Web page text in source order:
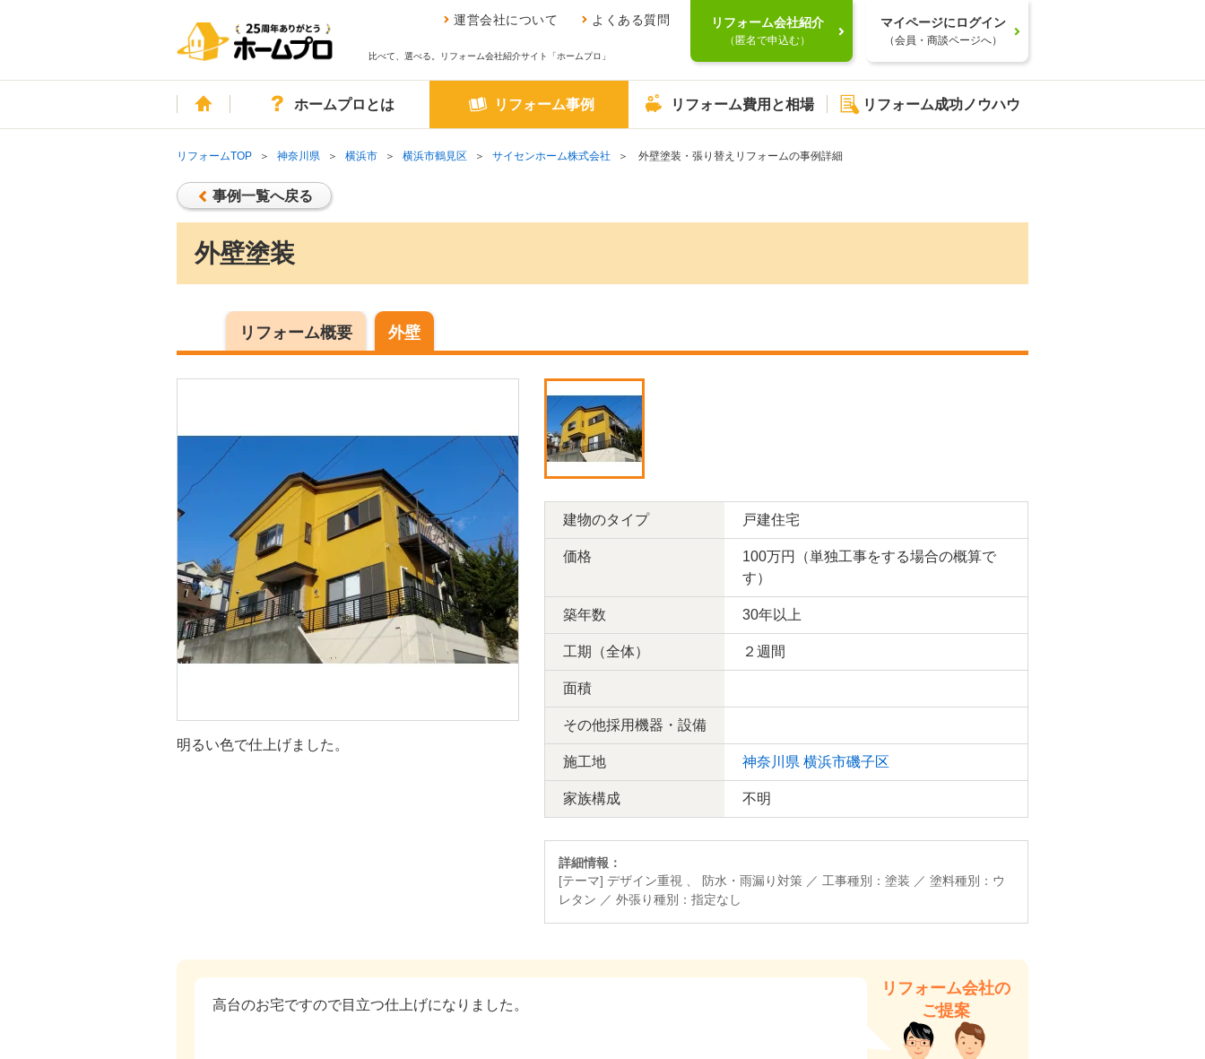
運営会社について よくある質問
比べて、選べる。リフォーム会社紹介サイト「ホームプロ」
リフォーム会社紹介
（匿名で申込む）
マイページにログイン
（会員・商談ページへ）
ホームホームプロとは リフォーム事例 リフォーム費用と相場 リフォーム成功ノウハウ
リフォームTOP 神奈川県 横浜市 横浜市鶴見区 サイセンホーム株式会社 外壁塗装・張り替えリフォームの事例詳細
事例一覧へ戻る
外壁塗装
リフォーム概要 外壁
明るい色で仕上げました。
建物のタイプ 戸建住宅
価格
100万円（単独工事をする場合の概算で
す）
築年数 30年以上
工期（全体） ２週間
面積
その他採用機器・設備
施工地 神奈川県 横浜市磯子区
家族構成 不明
詳細情報：
[テーマ] デザイン重視 、 防水・雨漏り対策 ／ 工事種別：塗装 ／ 塗料種別：ウ
レタン ／ 外張り種別：指定なし
リフォーム会社の
ご提案
高台のお宅ですので目立つ仕上げになりました。